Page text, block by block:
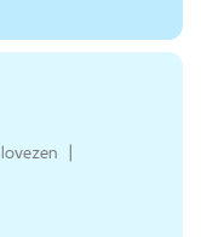
lovezen |